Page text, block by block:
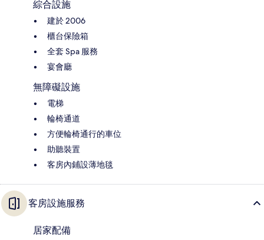
綜合設施
建於 2006
櫃台保險箱
全套 Spa 服務
宴會廳
無障礙設施
電梯
輪椅通道
方便輪椅通行的車位
助聽裝置
客房內鋪設薄地毯
客房設施服務
居家配備